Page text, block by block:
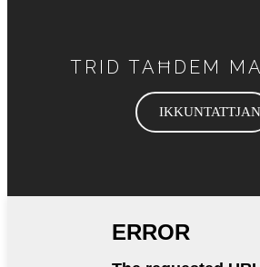
TRID TAĦDEM